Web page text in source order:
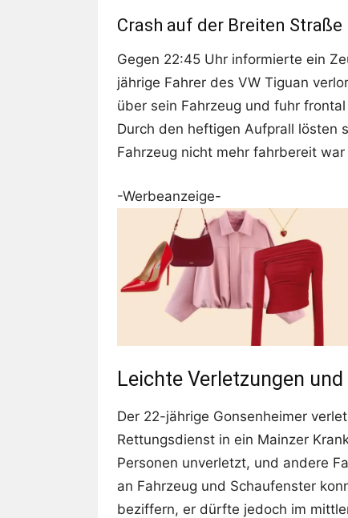
Crash auf der Breiten Straße
Gegen 22:45 Uhr informierte ein
jährige Fahrer des VW Tiguan
über sein Fahrzeug und fuhr
Durch den heftigen Aufprall lösten
Fahrzeug nicht mehr fahrbereit
-Werbeanzeige-
Leichte Verletzungen
Der 22-jährige Gonsenheimer
Rettungsdienst in ein Mainzer
Personen unverletzt, und andere
an Fahrzeug und Schaufenster
beziffern, er dürfte jedoch im